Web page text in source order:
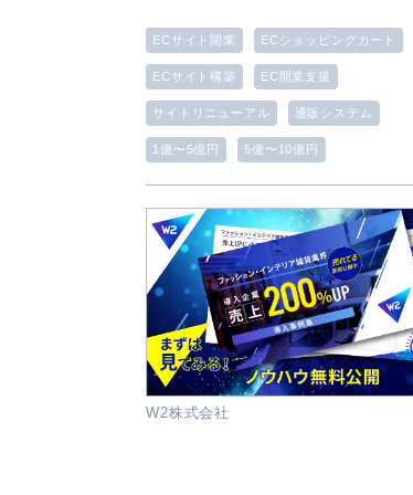
ECサイト開業 ECショッピングカート
ECサイト構築 EC開業支援
サイトリニューアル 通販システム
1億〜5億円 5億〜10億円
W2株式会社